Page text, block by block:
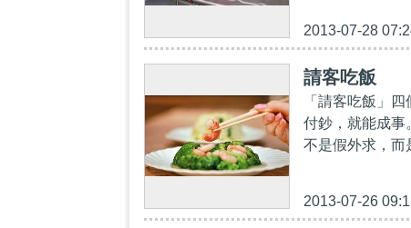
2013-07-28
請客吃飯
「請客吃飯」
付鈔，就能成事
不是假外求，而
2013-07-26